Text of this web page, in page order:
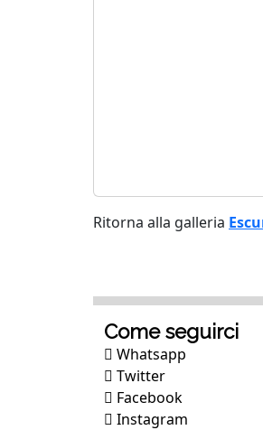
Ritorna alla galleria
Come seguirci
Whatsapp
Twitter
Facebook
Instagram